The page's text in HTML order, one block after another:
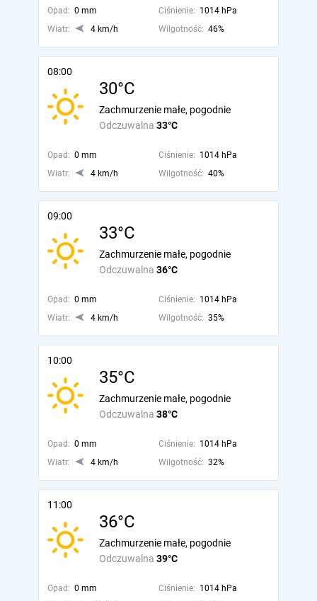
Opad: 0 mm Ciśnienie: 1014 hPa
Wiatr:
4 km/h Wilgotność: 46%
08:00
30°C
Odczuwalna 33°C
Zachmurzenie małe, pogodnie
Opad: 0 mm Ciśnienie: 1014 hPa
Wiatr:
4 km/h Wilgotność: 40%
09:00
33°C
Odczuwalna 36°C
Zachmurzenie małe, pogodnie
Opad: 0 mm Ciśnienie: 1014 hPa
Wiatr:
4 km/h Wilgotność: 35%
10:00
35°C
Odczuwalna 38°C
Zachmurzenie małe, pogodnie
Opad: 0 mm Ciśnienie: 1014 hPa
Wiatr:
4 km/h Wilgotność: 32%
11:00
36°C
Odczuwalna 39°C
Zachmurzenie małe, pogodnie
Opad: 0 mm Ciśnienie: 1014 hPa